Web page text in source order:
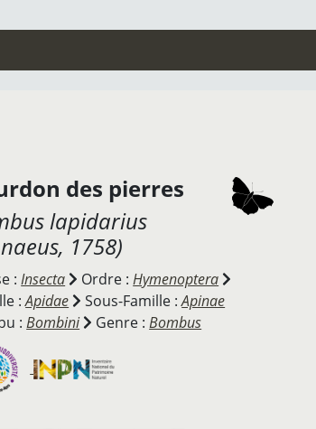
des pierres
lapidarius
1758)
:Insecta Ordre :Hymenoptera
:Apidae Sous-Famille :Apinae
:Bombini Genre :Bombus